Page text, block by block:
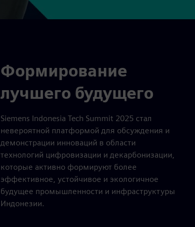
Формирование
лучшего будущего
Siemens Indonesia Tech Summit 2025 стал
невероятной платформой для обсуждения и
демонстрации инноваций в области
технологий цифровизации и декарбонизации,
которые активно формируют более
эффективное, устойчивое и экологичное
будущее промышленности и инфраструктуры
Индонезии.